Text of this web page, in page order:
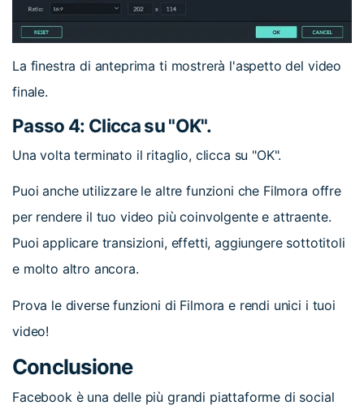
La finestra di anteprima ti mostrerà l'aspetto del video
finale.
Passo 4: Clicca su "OK".
Una volta terminato il ritaglio, clicca su "OK".
Puoi anche utilizzare le altre funzioni che Filmora offre
per rendere il tuo video più coinvolgente e attraente.
Puoi applicare transizioni, effetti, aggiungere sottotitoli
e molto altro ancora.
Prova le diverse funzioni di Filmora e rendi unici i tuoi
video!
Conclusione
Facebook è una delle più grandi piattaforme di social